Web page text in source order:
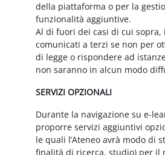
della piattaforma o per la
funzionalità aggiuntive.
Al di fuori dei casi di cui
comunicati a terzi se non per
di legge o rispondere ad
non saranno in alcun modo
SERVIZI OPZIONALI
Durante la navigazione su e-
proporre servizi aggiuntivi
le quali l’Ateneo avrà modo di
finalità di ricerca, studio) per il